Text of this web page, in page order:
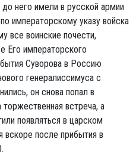
него имели в русской армии
императорскому указу войска
все воинские почести,
Его императорского
Суворова в Россию
генералиссимуса с
он снова попал в
встреча, а
появляться в царском
вскоре после прибытия в